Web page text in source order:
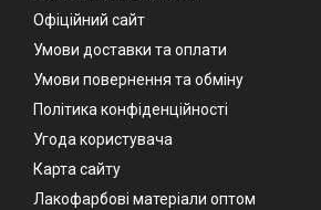
Офіційний сайт
Умови доставки та оплати
Умови повернення та обміну
Політика конфіденційності
Угода користувача
Карта сайту
Лакофарбові матеріали оптом